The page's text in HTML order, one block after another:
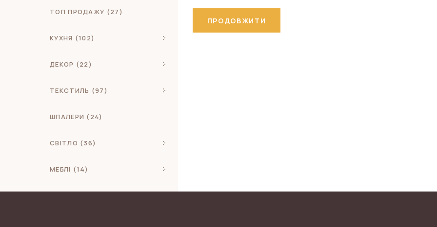
ТОП ПРОДАЖУ (27)
КУХНЯ (102)
ДЕКОР (22)
ТЕКСТИЛЬ (97)
ШПАЛЕРИ (24)
СВІТЛО (36)
МЕБЛІ (14)
ПРОДОВЖИТИ